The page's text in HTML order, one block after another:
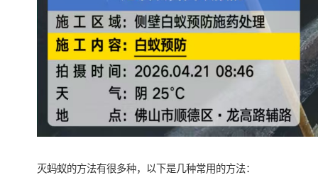
灭蚂蚁的方法有很多种，以下是几种常用的方法：